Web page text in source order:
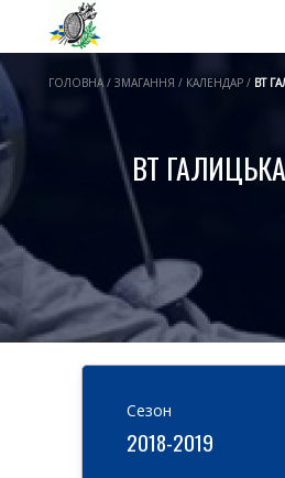
ГОЛОВНА / ЗМАГАННЯ / КАЛЕНДАР / ВТ
ВТ
Cезон
2018-2019